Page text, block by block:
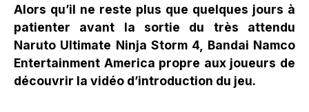
Alors qu’il ne reste plus que quelques jours à
patienter avant la sortie du très attendu
Naruto Ultimate Ninja Storm 4, Bandai Namco
Entertainment America propre aux joueurs de
découvrir la vidéo d’introduction du jeu.